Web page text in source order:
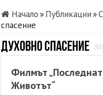
Начало»Публикации»
спасение
Духовно спасение
Филмът
Животът“